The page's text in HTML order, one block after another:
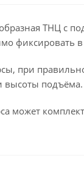
ТНЦ с
фиксировать в
при
высоты подъёма.
может